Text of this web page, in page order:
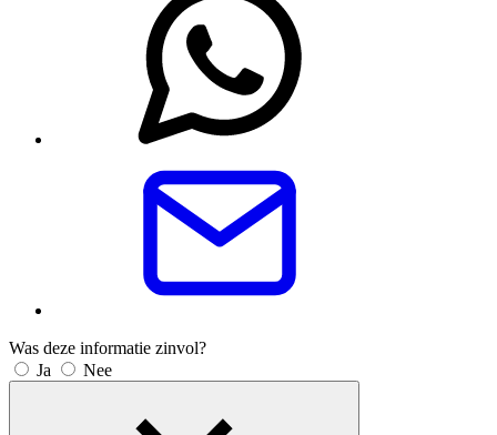
Was deze informatie zinvol?
Ja
Nee